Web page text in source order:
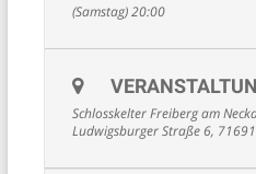
(Samstag) 20:00
Schlosskelter Freiberg am
Ludwigsburger Straße 6,